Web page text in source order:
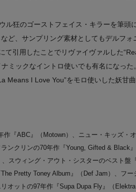
ル狂のゴーストフェイス・キラーを筆頭
ど、サンプリング素材としてもデルフ
て引用したことでリヴァイヴァルした
ミックなイントロ使いでも有名になっ
Means I Love You”をモロ使いした妖甘
作『ABC』（Motown）、ニュー・キッズ・
ンクリンの70年作『Young, Gifted & Black
スウィング・アウト・シスターのベスト
Pretty Toney Album』（Def Jam）、フ
オットの97年作『Supa Dupa Fly』（